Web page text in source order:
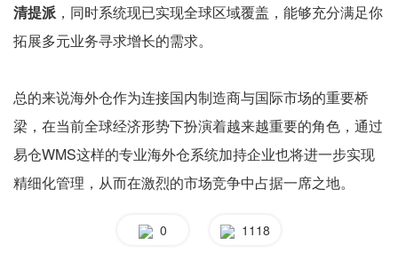
清提派 ，同时系统现已实现全球区域覆盖，能够充分满足你
拓展多元业务寻求增长的需求。
总的来说海外仓作为连接国内制造商与国际市场的重要桥
梁，在当前全球经济形势下扮演着越来越重要的角色，通过
易仓WMS这样的专业海外仓系统加持企业也将进一步实现
精细化管理，从而在激烈的市场竞争中占据一席之地。
0 1118